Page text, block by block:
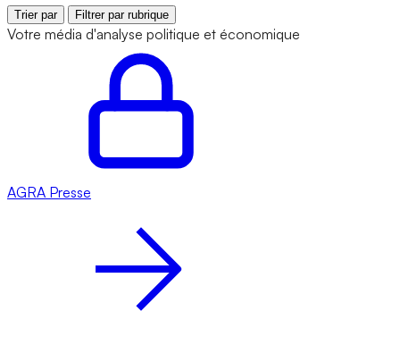
Trier par Filtrer par rubrique
Votre média d'analyse politique et économique
AGRA Presse